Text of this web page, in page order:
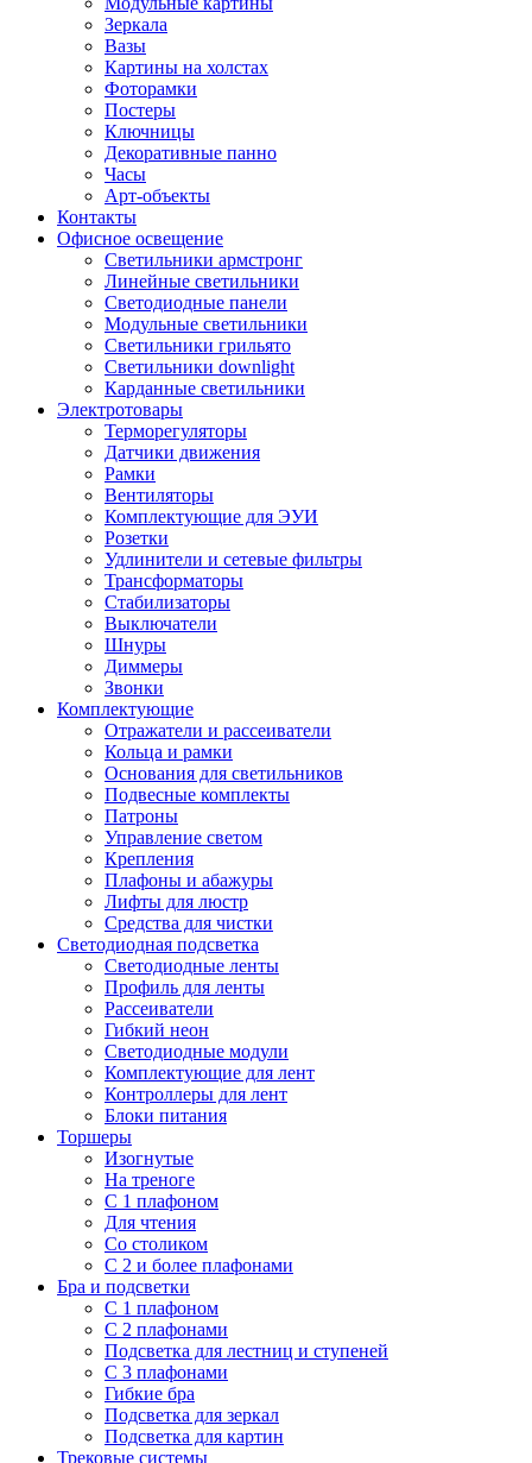
Зеркала
Вазы
Картины на холстах
Фоторамки
Постеры
Ключницы
Декоративные панно
Часы
Арт-объекты
Контакты
Офисное освещение
Светильники армстронг
Линейные светильники
Светодиодные панели
Модульные светильники
Светильники грильято
Светильники downlight
Карданные светильники
Электротовары
Терморегуляторы
Датчики движения
Рамки
Вентиляторы
Комплектующие для ЭУИ
Розетки
Удлинители и сетевые фильтры
Трансформаторы
Стабилизаторы
Выключатели
Шнуры
Диммеры
Звонки
Комплектующие
Отражатели и рассеиватели
Кольца и рамки
Основания для светильников
Подвесные комплекты
Патроны
Управление светом
Крепления
Плафоны и абажуры
Лифты для люстр
Средства для чистки
Светодиодная подсветка
Светодиодные ленты
Профиль для ленты
Рассеиватели
Гибкий неон
Светодиодные модули
Комплектующие для лент
Контроллеры для лент
Блоки питания
Торшеры
Изогнутые
На треноге
С 1 плафоном
Для чтения
Со столиком
С 2 и более плафонами
Бра и подсветки
С 1 плафоном
С 2 плафонами
Подсветка для лестниц и ступеней
С 3 плафонами
Гибкие бра
Подсветка для зеркал
Подсветка для картин
Трековые системы